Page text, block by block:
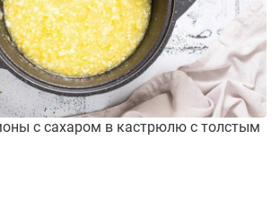
с сахаром в кастрюлю с толстым